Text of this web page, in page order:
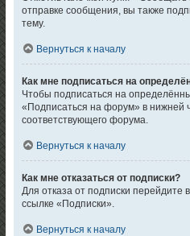
отправке сообщения, вы также
тему.
Вернуться к началу
Как мне подписаться на
Чтобы подписаться на
«Подписаться на форум» в нижней
соответствующего форума.
Вернуться к началу
Как мне отказаться от подписки?
Для отказа от подписки
ссылке «Подписки».
Вернуться к началу